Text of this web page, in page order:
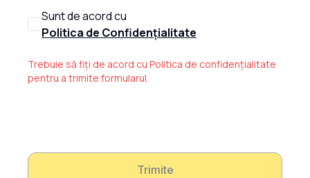
Sunt de acord cu
Politica de Confidențialitate
Trebuie să fiți de acord cu Politica de confidențialitate
pentru a trimite formularul.
Trimite